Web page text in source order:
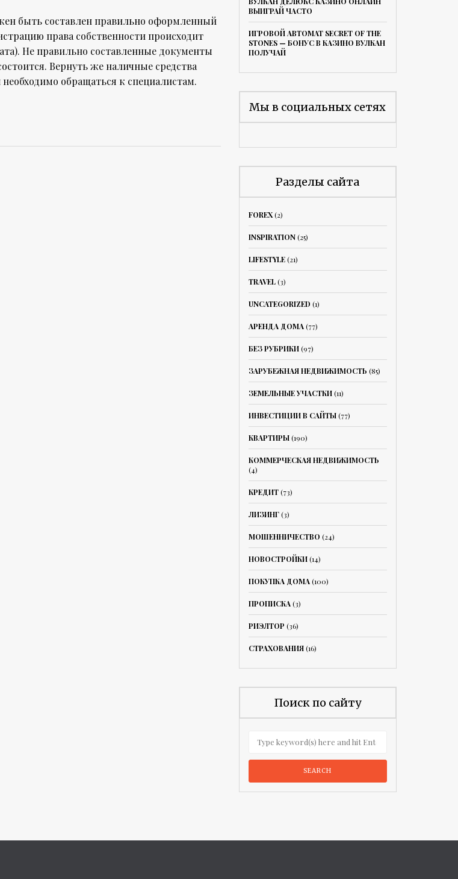
быть составлен правильно оформленный
права собственности происходит
Не правильно составленные документы
Вернуть же наличные средства
обращаться к специалистам.
ВЫИГРАЙ ЧАСТО
ИГРОВОЙ АВТОМАТ SECRET OF THE
STONES — БОНУС В КАЗИНО ВУЛКАН
ПОЛУЧАЙ
Мы в социальных сетях
Разделы сайта
FOREX(2)
INSPIRATION(25)
LIFESTYLE(21)
TRAVEL(3)
UNCATEGORIZED (1)
АРЕНДА ДОМА(77)
БЕЗ РУБРИКИ(97)
ЗАРУБЕЖНАЯ НЕДВИЖИМОСТЬ (85)
ЗЕМЕЛЬНЫЕ УЧАСТКИ(11)
ИНВЕСТИЦИИ В САЙТЫ(77)
КВАРТИРЫ(190)
КОММЕРЧЕСКАЯ НЕДВИЖИМОСТЬ
(4)
КРЕДИТ(73)
ЛИЗИНГ(3)
МОШЕННИЧЕСТВО (24)
НОВОСТРОЙКИ(14)
ПОКУПКА ДОМА(100)
ПРОПИСКА(3)
РИЭЛТОР (36)
СТРАХОВАНИЯ(16)
Поиск по сайту